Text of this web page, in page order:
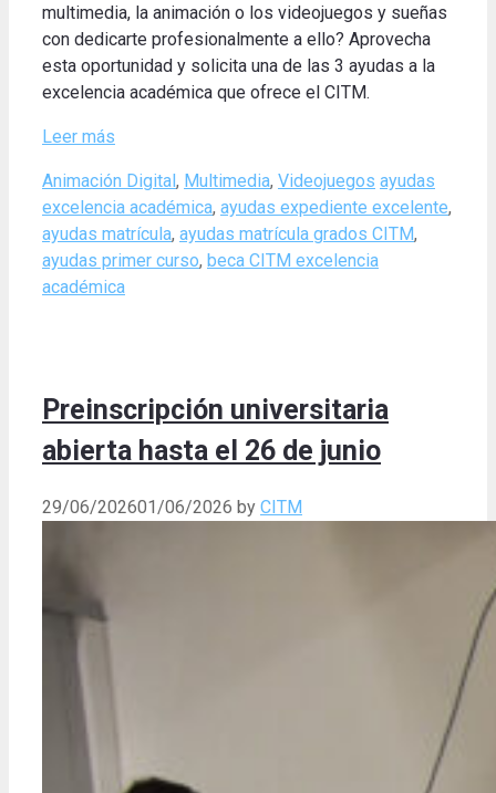
multimedia, la animación o los videojuegos y sueñas
con dedicarte profesionalmente a ello? Aprovecha
esta oportunidad y solicita una de las 3 ayudas a la
excelencia académica que ofrece el CITM.
Leer más
Categories
Animación Digital, Multimedia, Videojuegos Tags
ayudas
excelencia académica, ayudas expediente excelente,
ayudas matrícula, ayudas matrícula grados CITM,
ayudas primer curso, beca CITM excelencia
académica
Preinscripción universitaria
abierta hasta el 26 de junio
29/06/202601/06/2026 by CITM